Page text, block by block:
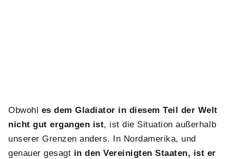
Obwohl es dem Gladiator in diesem Teil der Welt
nicht gut ergangen ist, ist die Situation außerhalb
unserer Grenzen anders. In Nordamerika, und
genauer gesagt in den Vereinigten Staaten, ist er